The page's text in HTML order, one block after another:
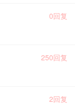
0回复
250回复
2回复